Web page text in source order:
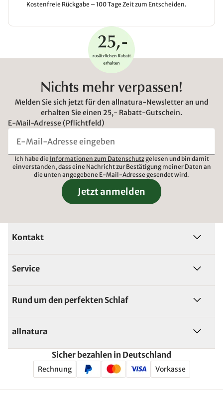
Kostenfreie Rückgabe – 100 Tage Zeit zum Entscheiden.
Nichts mehr verpassen!
Melden Sie sich jetzt für den allnatura-Newsletter an und
erhalten Sie einen 25,- Rabatt-Gutschein.
E-Mail-Adresse (Pflichtfeld)
Ich habe die Informationen zum Datenschutzgelesen und bin damit
einverstanden, dass eine Nachricht zur Bestätigung meiner Daten an
die unten angegebene E-Mail-Adresse gesendet wird.
Jetzt anmelden
Kontakt
Service
Rund um den perfekten Schlaf
allnatura
Sicher bezahlen in Deutschland
Rechnung Vorkasse